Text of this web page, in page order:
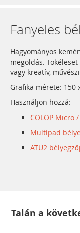
Fanyeles
Hagyományos
megoldás.
vagy kreatív,
Grafika mérete: 150
Használjon hozzá:
COLOP Micro
Multipad
ATU2
Talán a